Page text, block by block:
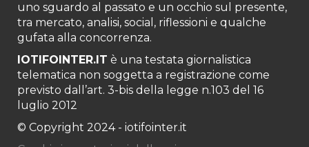
uno sguardo al passato e un occhio sul presente,
tra mercato, analisi, social, riflessioni e qualche
gufata alla concorrenza.
IOTIFOINTER.IT è una testata giornalistica
telematica non soggetta a registrazione come
previsto dall’art. 3-bis della legge n.103 del 16
luglio 2012
© Copyright 2024 - iotifointer.it